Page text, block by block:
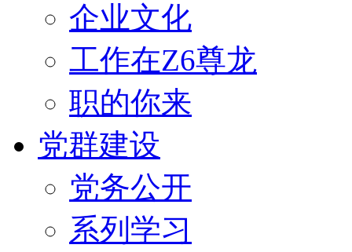
企业文化
工作在Z6尊龙
职的你来
党群建设
党务公开
系列学习